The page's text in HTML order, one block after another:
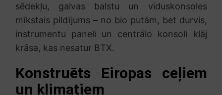
sēdekļu, galvas balstu un viduskonsoles
mīkstais pildījums – no bio putām, bet durvis,
instrumentu paneli un centrālo konsoli klāj
krāsa, kas nesatur BTX.
Konstruēts Eiropas ceļiem
un klimatiem